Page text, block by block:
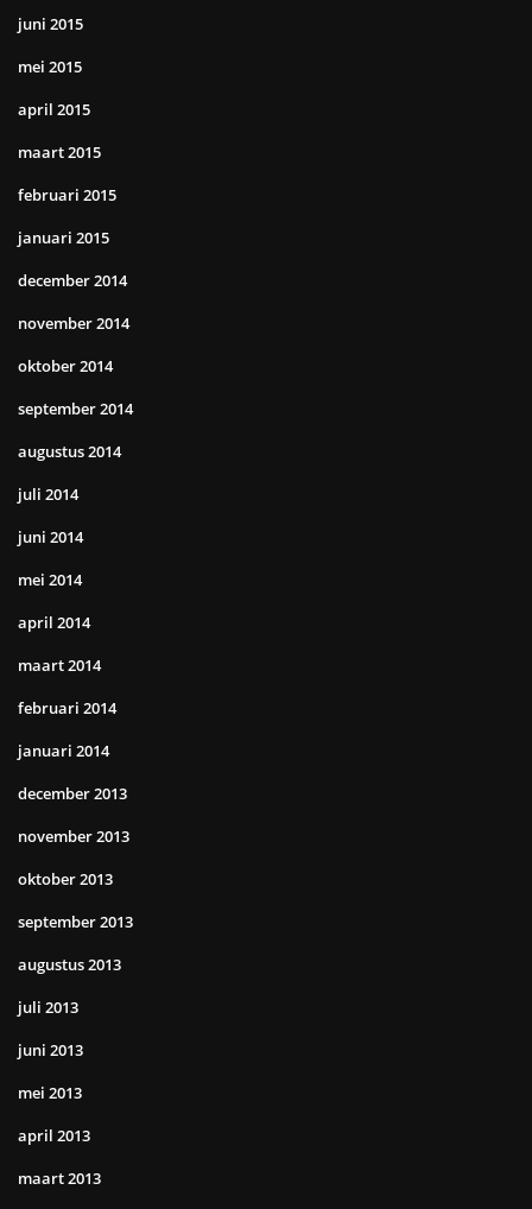
juni 2015
mei 2015
april 2015
maart 2015
februari 2015
januari 2015
december 2014
november 2014
oktober 2014
september 2014
augustus 2014
juli 2014
juni 2014
mei 2014
april 2014
maart 2014
februari 2014
januari 2014
december 2013
november 2013
oktober 2013
september 2013
augustus 2013
juli 2013
juni 2013
mei 2013
april 2013
maart 2013